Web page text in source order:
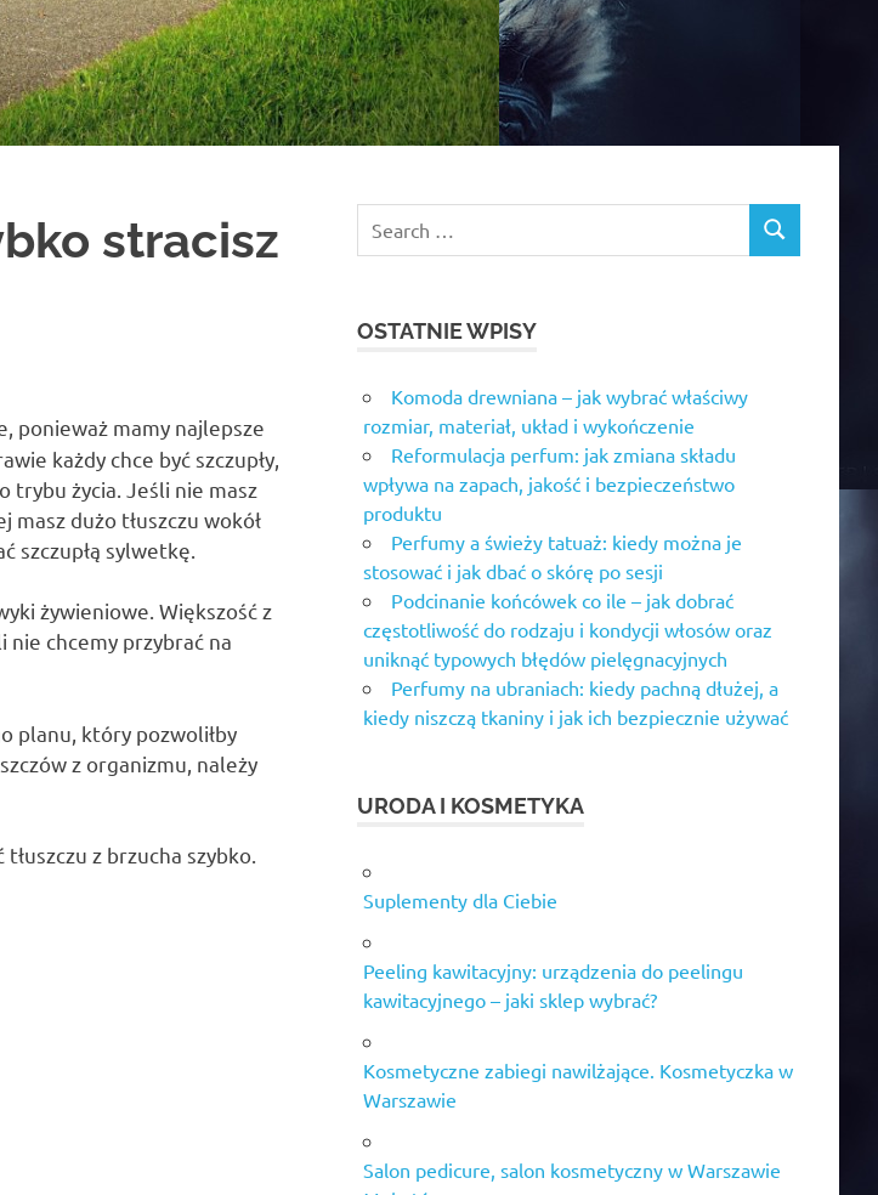
stracisz
ponieważ mamy najlepsze
każdy chce być szczupły,
trybu życia. Jeśli nie masz
masz dużo tłuszczu wokół
szczupłą sylwetkę.
żywieniowe. Większość z
nie chcemy przybrać na
planu, który pozwoliłby
z organizmu, należy
z brzucha szybko.
OSTATNIE WPISY
Komoda drewniana – jak wybrać właściwy
rozmiar, materiał, układ i wykończenie
Reformulacja perfum: jak zmiana składu
wpływa na zapach, jakość i bezpieczeństwo
produktu
Perfumy a świeży tatuaż: kiedy można je
stosować i jak dbać o skórę po sesji
Podcinanie końcówek co ile – jak dobrać
częstotliwość do rodzaju i kondycji włosów oraz
uniknąć typowych błędów pielęgnacyjnych
Perfumy na ubraniach: kiedy pachną dłużej, a
kiedy niszczą tkaniny i jak ich bezpiecznie używać
URODA I KOSMETYKA
Suplementy dla Ciebie
Peeling kawitacyjny: urządzenia do peelingu
kawitacyjnego – jaki sklep wybrać?
Kosmetyczne zabiegi nawilżające. Kosmetyczka w
Warszawie
Salon pedicure, salon kosmetyczny w Warszawie